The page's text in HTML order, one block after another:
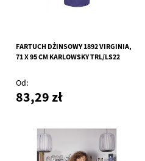
FARTUCH DŻINSOWY 1892 VIRGINIA,
71 X 95 CM KARLOWSKY TRL/LS22
Od
83,29 zł